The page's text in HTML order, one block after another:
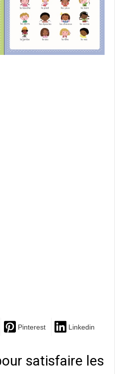
Pinterest Linkedin
satisfaire les